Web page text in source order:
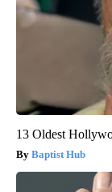
13 Oldest
Baptist Hub